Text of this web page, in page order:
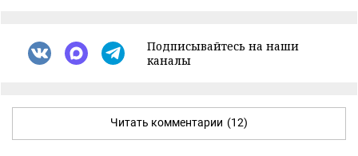
Подписывайтесь на наши
каналы
Читать комментарии (12)